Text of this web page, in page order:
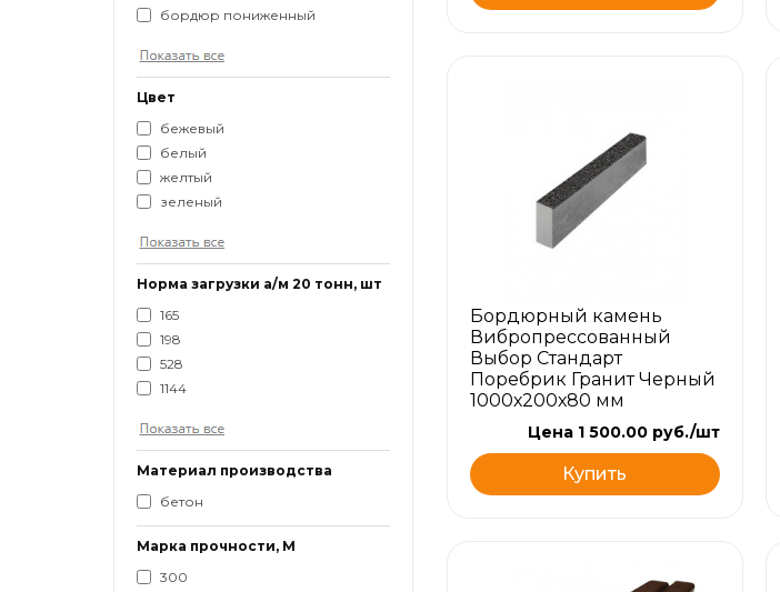
бордюр пониженный
Цвет
бежевый
белый
желтый
зеленый
Норма загрузки а/м 20 тонн, шт
165
198
528
1144
Материал производства
бетон
Марка прочности, М
300
Бордюрный камень
Вибропрессованный
Выбор Стандарт
Поребрик Гранит Черный
1000х200х80 мм
Цена 1 500.00 руб./шт
Купить